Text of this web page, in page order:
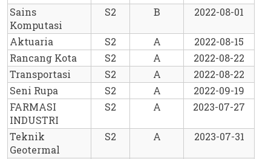
Sains
Komputasi
S2 B 2022-08-01
Aktuaria S2 A
2022-08-15
Rancang Kota
S2 A
2022-08-22
Transportasi
S2 A
2022-08-22
Seni Rupa
S2 A
2022-09-19
FARMASI
INDUSTRI
S2 A 2023-07-27
Teknik
Geotermal
S2 A 2023-07-31